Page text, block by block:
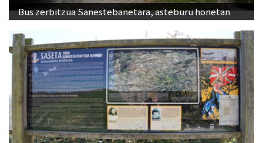
Bus zerbitzua Sanestebanetara, asteburu honetan